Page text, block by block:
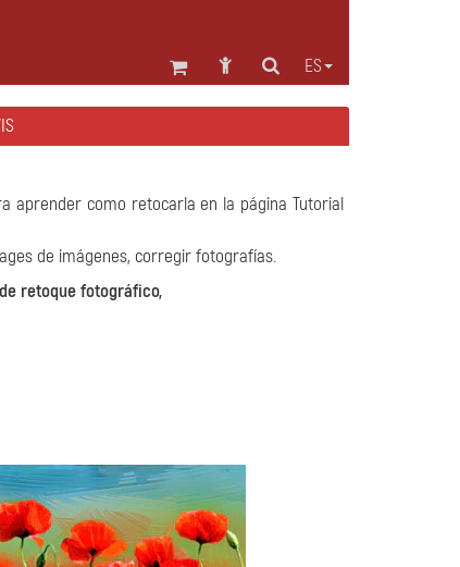
ES
aprender como retocarla en la página Tutorial
de imágenes, corregir fotografías.
retoque fotográfico,